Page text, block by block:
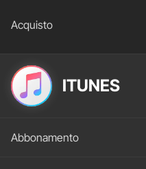
ITUNES